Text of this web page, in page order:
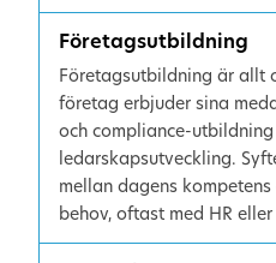
Företagsutbildning
Företagsutbildning är allt
företag erbjuder sina
och compliance-
ledarskapsutveckling.
mellan dagens
behov, oftast med HR